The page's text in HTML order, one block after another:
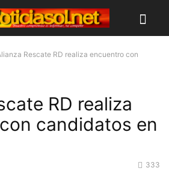
Rescate RD realiza encuentro con
RD realiza
candidatos en
333